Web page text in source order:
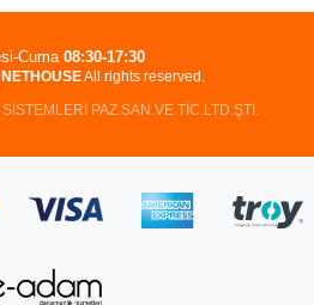
NETHOUSEAll rights reserved.
PAZ.SAN.VE TİC.LTD.ŞTİ.
Cuma 08:30-17:30